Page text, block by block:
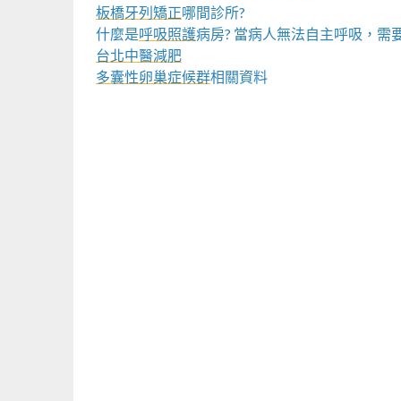
板橋牙列矯正哪間診所?
什麼是呼吸照護病房? 當病人無法自主呼吸，需
台北中醫減肥
多囊性卵巢症候群相關資料